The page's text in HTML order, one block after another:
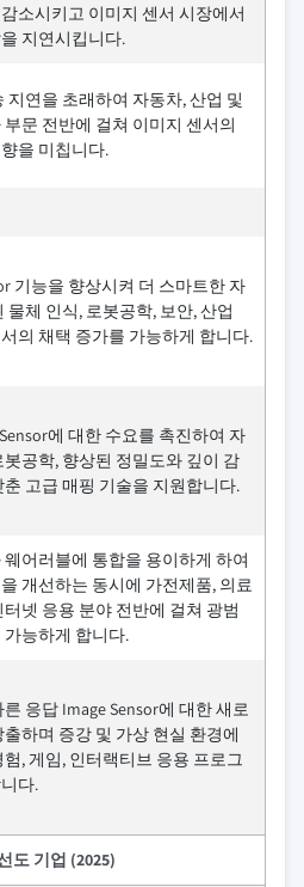
소시키고 이미지 센서 시장에서
지연시킵니다.
지연을 초래하여 자동차, 산업 및
문 전반에 걸쳐 이미지 센서의
을 미칩니다.
기능을 향상시켜 더 스마트한 자
물체 인식, 로봇공학, 보안, 산업
의 채택 증가를 가능하게 합니다.
에 대한 수요를 촉진하여 자
봇공학, 향상된 정밀도와 깊이 감
춘 고급 매핑 기술을 지원합니다.
웨어러블에 통합을 용이하게 하여
개선하는 동시에 가전제품, 의료
넷 응용 분야 전반에 걸쳐 광범
가능하게 합니다.
응답 Image Sensor에 대한 새로
하며 증강 및 가상 현실 환경에
, 게임, 인터랙티브 응용 프로그
다.
도 기업 (2025)